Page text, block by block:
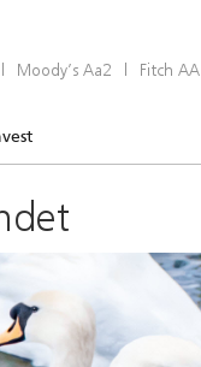
| Moody’s Aa2 | Fitch AA